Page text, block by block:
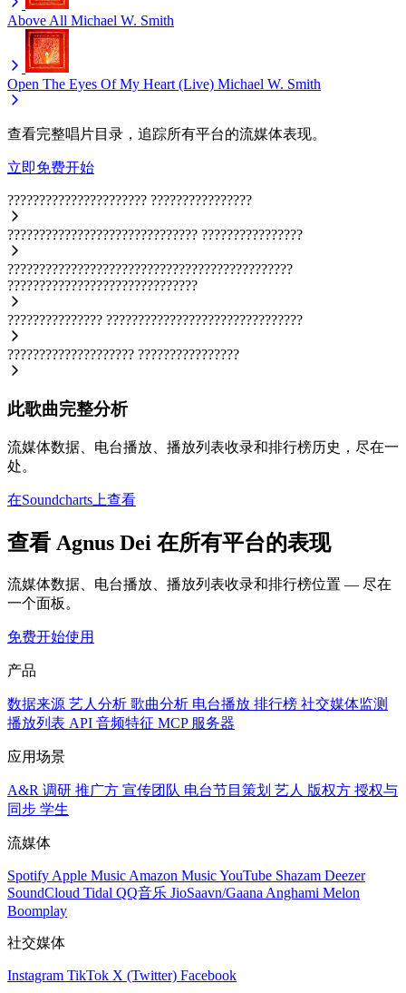
Above All Michael W. Smith
Open The Eyes Of My Heart (Live) Michael W. Smith
查看完整唱片目录，追踪所有平台的流媒体表现。
立即免费开始
?????????????????????? ????????????????
?????????????????????????????? ????????????????
?????????????????????????????????????????????
??????????????????????????????
??????????????? ???????????????????????????????
???????????????????? ????????????????
此歌曲完整分析
流媒体数据、电台播放、播放列表收录和排行榜历史，尽在一
处。
在Soundcharts上查看
查看 Agnus Dei 在所有平台的表现
流媒体数据、电台播放、播放列表收录和排行榜位置 — 尽在
一个面板。
免费开始使用
产品
数据来源 艺人分析 歌曲分析 电台播放 排行榜 社交媒体监测
播放列表 API 音频特征 MCP 服务器
应用场景
A&R 调研 推广方 宣传团队 电台节目策划 艺人 版权方 授权与
同步 学生
流媒体
Spotify Apple Music Amazon MusicYouTube Shazam Deezer
SoundCloud Tidal QQ音乐 JioSaavn/Gaana Anghami Melon
Boomplay
社交媒体
Instagram TikTok X (Twitter) Facebook